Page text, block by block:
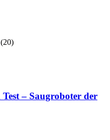
(20)
– Saugroboter der